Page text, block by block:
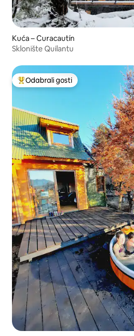
Kuća – Curacautín
Sklonište Quilantu
Među najviše rangiranima s
Odabrali gosti